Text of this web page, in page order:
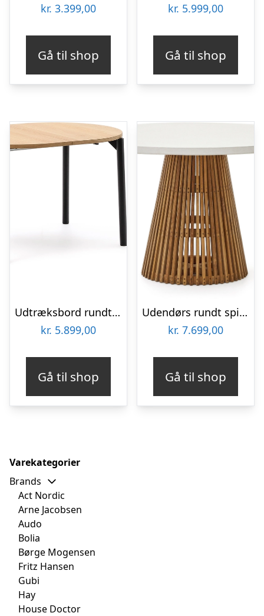
kr. 3.399,00
Gå til shop
kr. 5.999,00
Gå til shop
Udtræksbord rundt spisebord Kave Home Montuiri Ø120-200 cm MDF/stål natur/sort
kr. 5.899,00
Gå til shop
Udendørs rundt spisebord Kave Home Alcaufar i hvidt fibercement og teaktræ Ø120 H76 cm
kr. 7.699,00
Gå til shop
Varekategorier
Brands
Act Nordic
Arne Jacobsen
Audo
Bolia
Børge Mogensen
Fritz Hansen
Gubi
Hay
House Doctor